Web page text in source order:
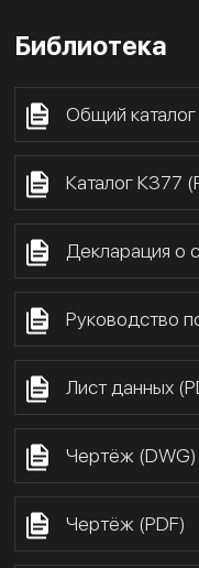
Библиотека
Общий каталог
Каталог К377
Декларация о
Руководство
Лист данных
Чертёж (DWG)
Чертёж (PDF)